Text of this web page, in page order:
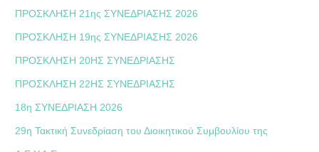
ΠΡΟΣΚΛΗΣΗ 21ης ΣΥΝΕΔΡΙΑΣΗΣ 2026
ΠΡΟΣΚΛΗΣΗ 19ης ΣΥΝΕΔΡΙΑΣΗΣ 2026
ΠΡΟΣΚΛΗΣΗ 20ΗΣ ΣΥΝΕΔΡΙΑΣΗΣ
ΠΡΟΣΚΛΗΣΗ 22ΗΣ ΣΥΝΕΔΡΙΑΣΗΣ
18η ΣΥΝΕΔΡΙΑΣΗ 2026
29η Τακτική Συνεδρίαση του Διοικητικού Συμβουλίου της